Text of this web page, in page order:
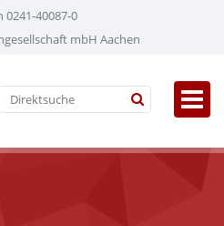
0241-40087-0
mbH Aachen